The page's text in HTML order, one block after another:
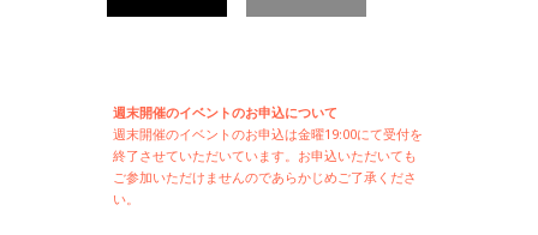
週末開催のイベントのお申込について
週末開催のイベントのお申込は金曜19:00にて受付を
終了させていただいています。お申込いただいても
ご参加いただけませんのであらかじめご了承くださ
い。